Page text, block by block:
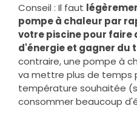
Conseil : Il faut
pompe à chaleur par
votre piscine pour faire
d'énergie et gagner du
contraire, une pompe à
va mettre plus de temps
température souhaitée
consommer beaucoup